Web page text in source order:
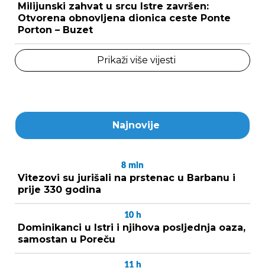
Milijunski zahvat u srcu Istre završen:
Otvorena obnovljena dionica ceste Ponte
Porton – Buzet
Prikaži više vijesti
Najnovije
8 min
Vitezovi su jurišali na prstenac u Barbanu i
prije 330 godina
10 h
Dominikanci u Istri i njihova posljednja oaza,
samostan u Poreču
11 h